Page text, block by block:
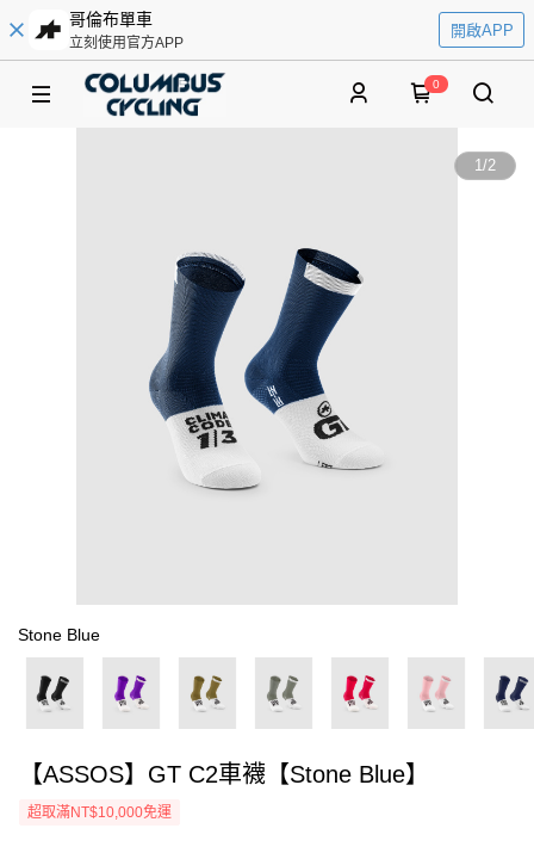
哥倫布單車
立刻使用官方APP
開啟APP
0
1/2
Stone Blue
【ASSOS】GT C2車襪【Stone Blue】
超取滿NT$10,000免運